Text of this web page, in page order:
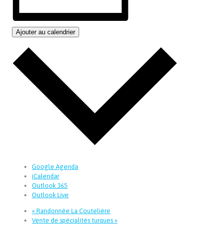
Ajouter au calendrier
Google Agenda
iCalendar
Outlook 365
Outlook Live
« Randonnée La Coutelière
Vente de spécialités turques »